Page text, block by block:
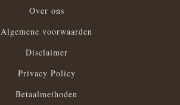
Over ons
Algemene voorwaarden
Disclaimer
Privacy Policy
Betaalmethoden